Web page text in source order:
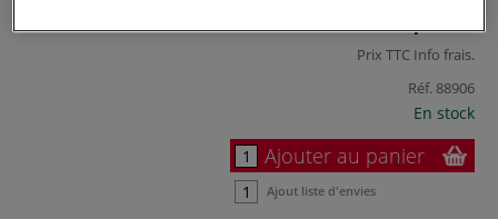
28,50 €
Prix TTC Info frais.
Réf. 88906
En stock
Ajouter au panier
Ajout liste d'envies